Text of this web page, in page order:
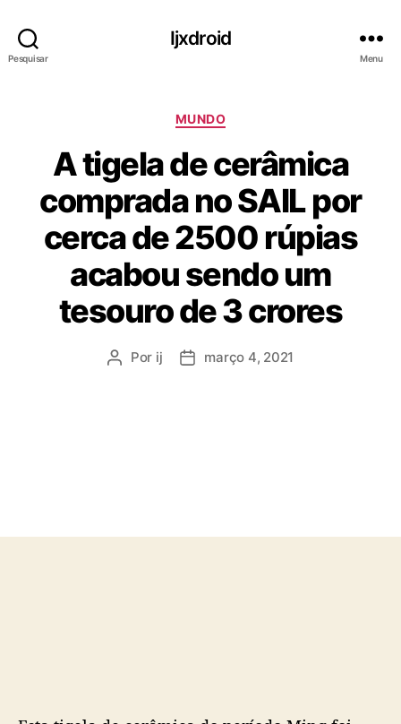
Pesquisar
Ijxdroid
Menu
C
t
e
g
o
r
i
a
MUNDO
A tigela de cerâmica
comprada no SAIL por
cerca de 2500 rúpias
acabou sendo um
tesouro de 3 crores
A
s
Por ij
D
l
março 4, 2021